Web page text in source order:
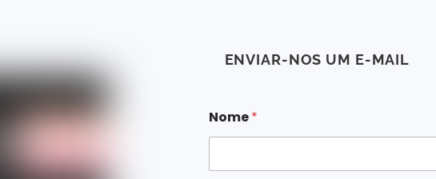
ENVIAR-NOS UM E-MAIL
Nome*